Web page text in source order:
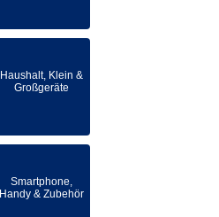
Haushalt, Klein &
Großgeräte
Smartphone,
Handy & Zubehör